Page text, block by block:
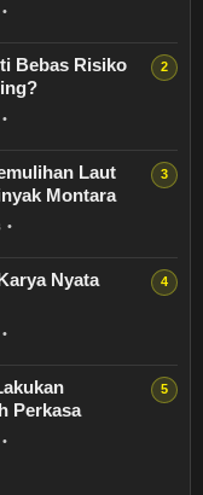
•
Bebas Risiko
•
Laut
Montara
•
Nyata
•
Perkasa
•